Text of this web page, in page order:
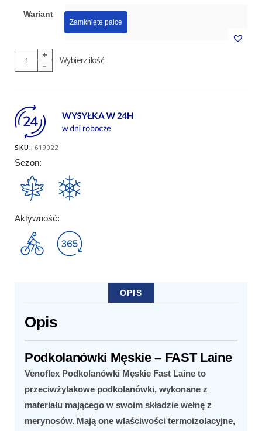
Wariant
Zamknięte palce
Wybierz ilość
ilość
Męskie
-
FAST
Laine
SKU: 619022
Sezon:
Aktywność:
OPIS
Opis
Podkolanówki Męskie – FAST Laine
Venoflex Podkolanówki Męskie Fast Laine to
przeciwżylakowe podkolanówki, wykonane z
materiału mającego w swoim składzie wełnę z
merynosów. Mają one właściwości termoizolacyjne,